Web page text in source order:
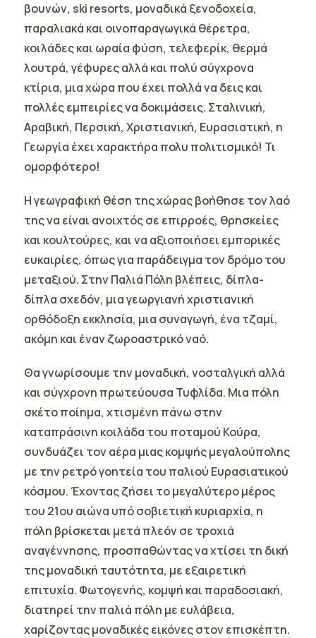
βουνών, ski resorts, μοναδικά ξενοδοχεία,
παραλιακά και οινοπαραγωγικά θέρετρα,
κοιλάδες και ωραία φύση, τελεφερίκ, θερμά
λουτρά, γέφυρες αλλά και πολύ σύγχρονα
κτίρια, μια χώρα που έχει πολλά να δεις και
πολλές εμπειρίες να δοκιμάσεις. Σταλινική,
Αραβική, Περσική, Χριστιανική, Ευρασιατική, η
Γεωργία έχει χαρακτήρα πολυ πολιτισμικό! Τι
ομορφότερο!
H γεωγραφική θέση της χώρας βοήθησε τον λαό
της να είναι ανοιχτός σε επιρροές, θρησκείες
και κουλτούρες, και να αξιοποιήσει εμπορικές
ευκαιρίες, όπως για παράδειγμα τον δρόμο του
μεταξιού. Στην Παλιά Πόλη βλέπεις, δίπλα-
δίπλα σχεδόν, μια γεωργιανή χριστιανική
ορθόδοξη εκκλησία, μια συναγωγή, ένα τζαμί,
ακόμη και έναν ζωροαστρικό ναό.
Θα γνωρίσουμε την μοναδική, νοσταλγική αλλά
και σύγχρονη πρωτεύουσα Τυφλίδα. Μια πόλη
σκέτο ποίημα, χτισμένη πάνω στην
καταπράσινη κοιλάδα του ποταμού Κούρα,
συνδυάζει τον αέρα μιας κομψής μεγαλούπολης
με την ρετρό γοητεία του παλιού Ευρασιατικού
κόσμου. Έχοντας ζήσει το μεγαλύτερο μέρος
του 21ου αιώνα υπό σοβιετική κυριαρχία, η
πόλη βρίσκεται μετά πλεόν σε τροχιά
αναγέννησης, προσπαθώντας να χτίσει τη δική
της μοναδική ταυτότητα, με εξαιρετική
επιτυχία. Φωτογενής, κομψή και παραδοσιακή,
διατηρεί την παλιά πόλη με ευλάβεια,
χαρίζοντας μοναδικές εικόνες στον επισκέπτη.